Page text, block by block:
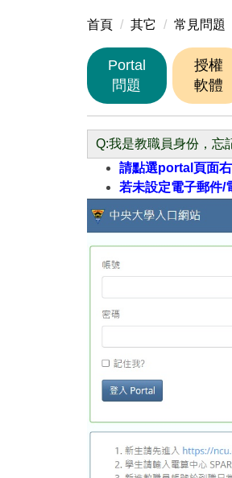
首頁 其它 常見問題
Portal
問題
授權
軟體
Q:我是教職員身份，忘
請點選portal頁面
若未設定電子郵件/